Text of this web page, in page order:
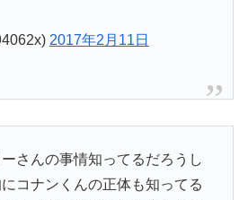
2017年2月11日
さんの事情知ってるだろうし
コナンくんの正体も知ってる